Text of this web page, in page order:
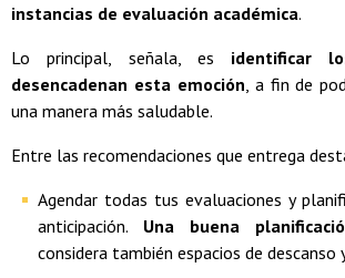
instancias de evaluación académica.
Lo principal, señala, es identificar
desencadenan esta emoción, a fin de
una manera más saludable.
Entre las recomendaciones que entrega
Agendar todas tus evaluaciones y
anticipación. Una buena
considera también espacios de descanso